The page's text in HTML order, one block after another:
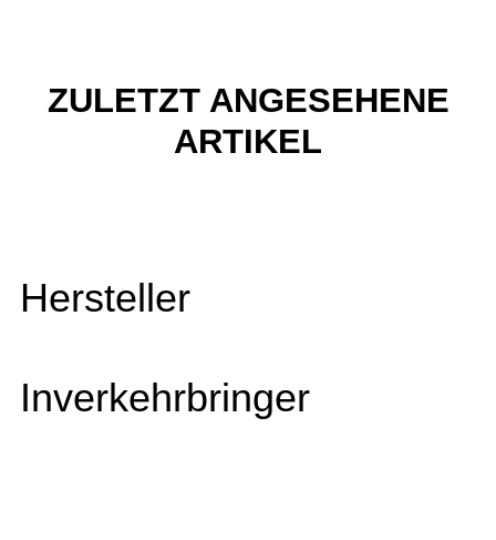
ZULETZT ANGESEHENE
ARTIKEL
Hersteller
Inverkehrbringer